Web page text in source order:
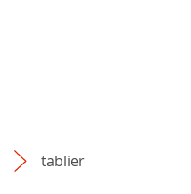
tablier